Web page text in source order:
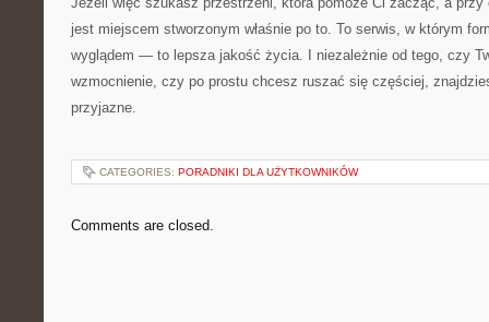
jest miejscem stworzonym właśnie po to. To serwis, w którym
wyglądem — to lepsza jakość życia. I niezależnie od tego, czy
wzmocnienie, czy po prostu chcesz ruszać się częściej,
przyjazne.
CATEGORIES: PORADNIKI DLA UŻYTKOWNIKÓW
Comments are closed.